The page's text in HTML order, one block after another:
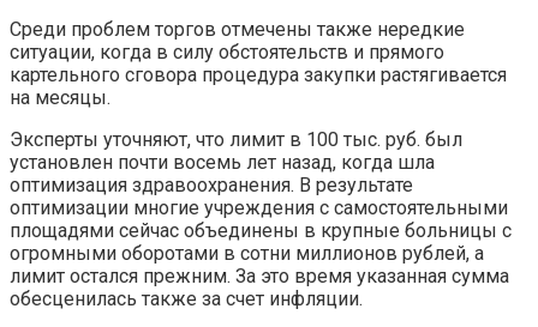
Среди проблем торгов отмечены также нередкие
ситуации, когда в силу обстоятельств и прямого
картельного сговора процедура закупки растягивается
на месяцы.
Эксперты уточняют, что лимит в 100 тыс. руб. был
установлен почти восемь лет назад, когда шла
оптимизация здравоохранения. В результате
оптимизации многие учреждения с самостоятельными
площадями сейчас объединены в крупные больницы с
огромными оборотами в сотни миллионов рублей, а
лимит остался прежним. За это время указанная сумма
обесценилась также за счет инфляции.